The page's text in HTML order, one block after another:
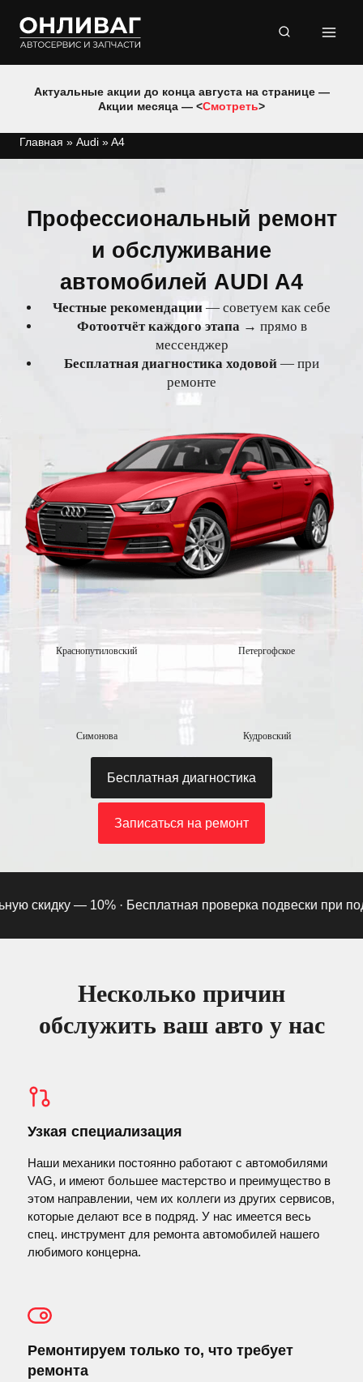
содержимому
Актуальные акции до конца августа на странице —
Акции месяца — <Смотреть>
Главная » Audi »A4
Профессиональный ремонт
и обслуживание
автомобилей AUDI A4
Честные рекомендации — советуем как себе
Фотоотчёт каждого этапа→ прямо в
мессенджер
Бесплатная диагностика ходовой — при
ремонте
Краснопутиловский Петергофское
Симонова Кудровский
Бесплатная диагностика
Записаться на ремонт
скидку — 10% ·Бесплатная проверка подвески при
Несколько причин
обслужить ваш авто у нас
Узкая специализация
Наши механики постоянно работают с автомобилями
VAG, и имеют большее мастерство и преимущество в
этом направлении, чем их коллеги из других сервисов,
которые делают все в подряд. У нас имеется весь
спец. инструмент для ремонта автомобилей нашего
любимого концерна.
Ремонтируем только то, что требует
ремонта